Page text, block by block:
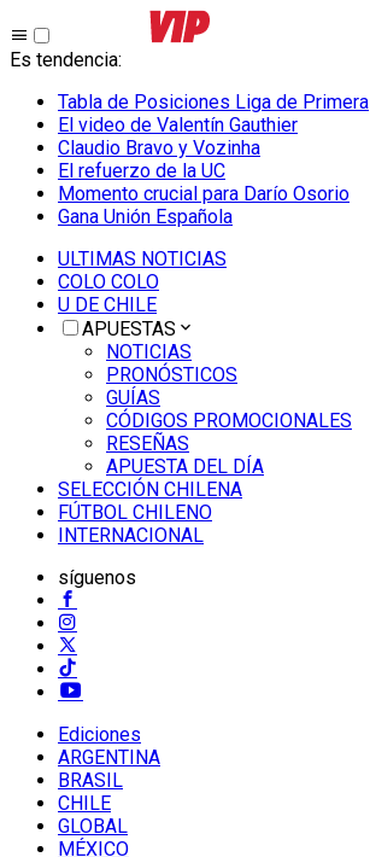
Es tendencia:
Tabla de Posiciones Liga de Primera
El video de Valentín Gauthier
Claudio Bravo y Vozinha
El refuerzo de la UC
Momento crucial para Darío Osorio
Gana Unión Española
ULTIMAS NOTICIAS
COLO COLO
U DE CHILE
APUESTAS
NOTICIAS
PRONÓSTICOS
GUÍAS
CÓDIGOS PROMOCIONALES
RESEÑAS
APUESTA DEL DÍA
SELECCIÓN CHILENA
FÚTBOL CHILENO
INTERNACIONAL
síguenos
Ediciones
ARGENTINA
BRASIL
CHILE
GLOBAL
MÉXICO